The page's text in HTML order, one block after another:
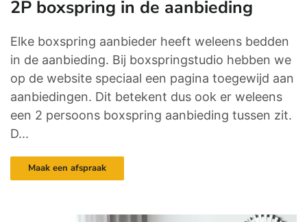
2P boxspring in de aanbieding
Elke boxspring aanbieder heeft weleens bedden
in de aanbieding. Bij boxspringstudio hebben we
op de website speciaal een pagina toegewijd aan
aanbiedingen. Dit betekent dus ook er weleens
een 2 persoons boxspring aanbieding tussen zit.
D...
Maak een afspraak